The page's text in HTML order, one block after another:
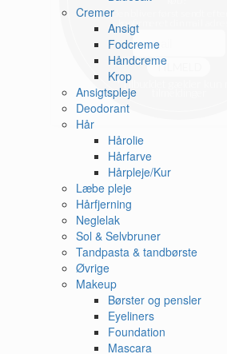
Cremer
Ansigt
Fodcreme
Håndcreme
Krop
Ansigtspleje
Deodorant
Hår
Hårolie
Hårfarve
Hårpleje/Kur
Læbe pleje
Hårfjerning
Neglelak
Sol & Selvbruner
Tandpasta & tandbørste
Øvrige
Makeup
Børster og pensler
Eyeliners
Foundation
Mascara